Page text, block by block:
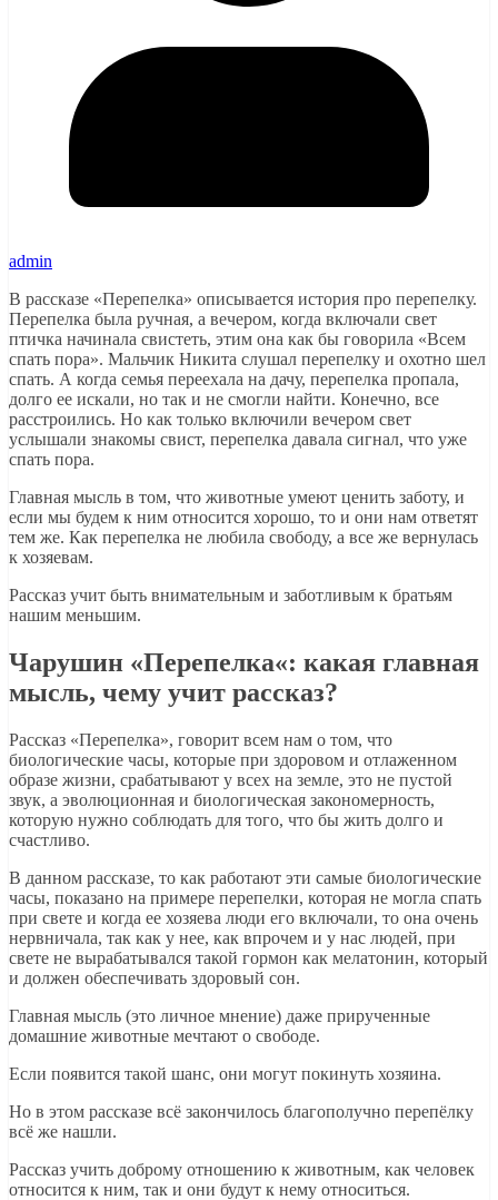
admin
В рассказе «Перепелка» описывается история про перепелку.
Перепелка была ручная, а вечером, когда включали свет
птичка начинала свистеть, этим она как бы говорила «Всем
спать пора». Мальчик Никита слушал перепелку и охотно шел
спать. А когда семья переехала на дачу, перепелка пропала,
долго ее искали, но так и не смогли найти. Конечно, все
расстроились. Но как только включили вечером свет
услышали знакомы свист, перепелка давала сигнал, что уже
спать пора.
Главная мысль в том, что животные умеют ценить заботу, и
если мы будем к ним относится хорошо, то и они нам ответят
тем же. Как перепелка не любила свободу, а все же вернулась
к хозяевам.
Рассказ учит быть внимательным и заботливым к братьям
нашим меньшим.
Чарушин «Перепелка­«­: какая главная
мысль, чему учит рассказ?
Рассказ «Перепелка­»­, говорит всем нам о том, что
биологические часы, которые при здоровом и отлаженном
образе жизни, срабатывают у всех на земле, это не пустой
звук, а эволюционная и биологическая закономерность,
которую нужно соблюдать для того, что бы жить долго и
счастливо.
В данном рассказе, то как работают эти самые биологические
часы, показано на примере перепелки, которая не могла спать
при свете и когда ее хозяева люди его включали, то она очень
нервничала, так как у нее, как впрочем и у нас людей, при
свете не вырабатывался такой гормон как мелатонин, который
и должен обеспечивать здоровый сон.
Главная мысль (это личное мнение) даже прирученные
домашние животные мечтают о свободе.
Если появится такой шанс, они могут покинуть хозяина.
Но в этом рассказе всё закончилось благополучно перепёлку
всё же нашли.
Рассказ учить доброму отношению к животным, как человек
относится к ним, так и они будут к нему относиться.